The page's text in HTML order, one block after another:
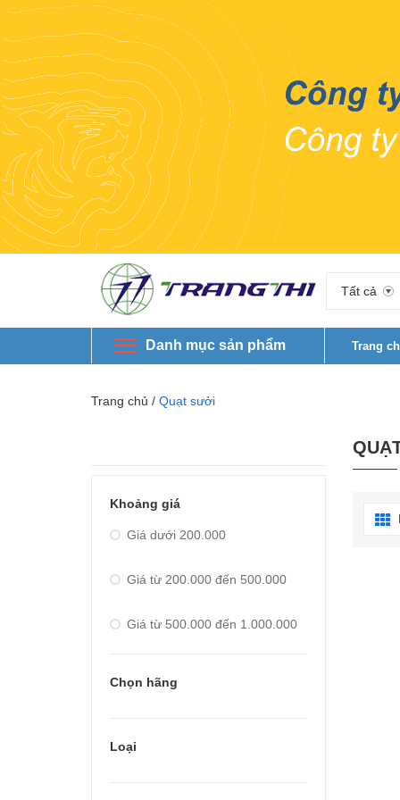
Tất cả
Danh mục sản phẩm Trang
Trang chủ / Quạt sưởi
Khoảng giá
Giá dưới 200.000
Giá từ 200.000 đến 500.000
Giá từ 500.000 đến 1.000.000
3.000.000
Chọn hãng
Loại